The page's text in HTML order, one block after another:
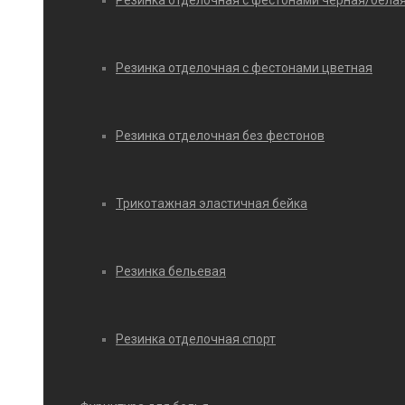
Резинка отделочная с фестонами цветная
Резинка отделочная без фестонов
Трикотажная эластичная бейка
Резинка бельевая
Резинка отделочная спорт